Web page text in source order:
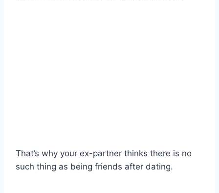
That’s why your ex-partner thinks there is no
such thing as being friends after dating.